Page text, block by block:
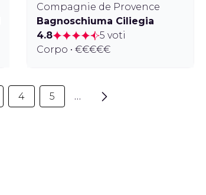
Compagnie de Provence
Bagnoschiuma Ciliegia
4.8
5 voti
Corpo • €€€€€
4 5 …